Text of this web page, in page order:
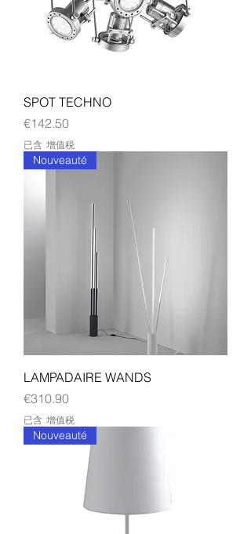
SPOT TECHNO
價格
€142.50
已含 增值税
Nouveauté
LAMPADAIRE WANDS
價格
€310.90
已含 增值税
Nouveauté